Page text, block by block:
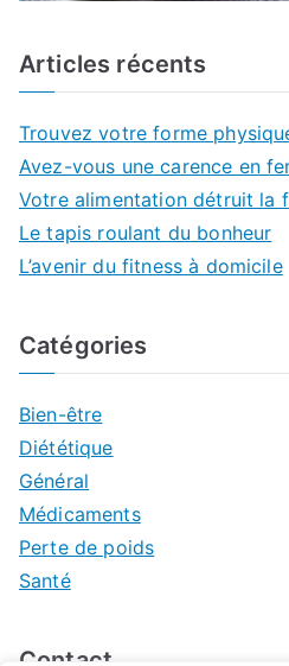
Articles récents
Trouvez votre forme
Avez-vous une carence en
Votre alimentation détruit la
Le tapis roulant du bonheur
L’avenir du fitness à domicile
Catégories
Bien-être
Diététique
Général
Médicaments
Perte de poids
Santé
Contact